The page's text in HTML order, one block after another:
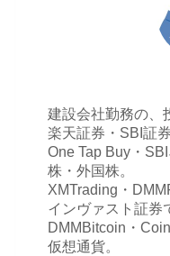
建設会社勤務の、
楽天証券・SBI証
One Tap Buy・
株・外国株。
XMTrading・
インヴァスト証券
DMMBitcoin・
仮想通貨。